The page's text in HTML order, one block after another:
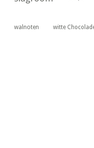
walnoten witte